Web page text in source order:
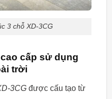
3 chỗ XD-3CG
cấp sử dụng
trời
3CGđược cấu tạo từ